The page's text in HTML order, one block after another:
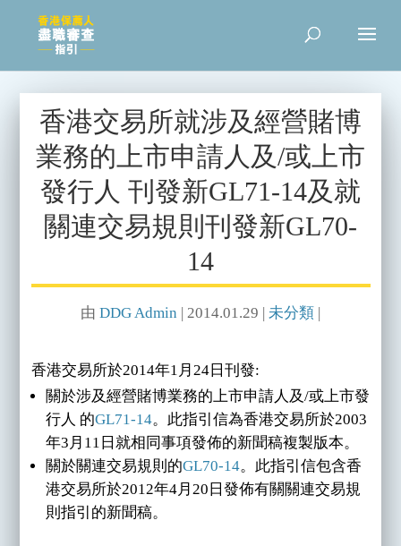
香港交易所就涉及經營賭博
業務的上市申請人及/或上市
發行人 刊發新GL71-14及就
關連交易規則刊發新GL70-
14
由 DDG Admin 2014.01.29 未分類
香港交易所於2014年1月24日刊發:
關於涉及經營賭博業務的上市申請人及/或上市發
行人 的GL71-14。此指引信為香港交易所於2003
年3月11日就相同事項發佈的新聞稿複製版本。
關於關連交易規則的GL70-14。此指引信包含香
港交易所於2012年4月20日發佈有關關連交易規
則指引的新聞稿。